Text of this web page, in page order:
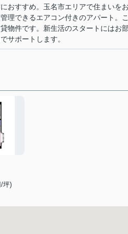
おすすめ。玉名市エリアで住まいを
理できるエアコン付きのアパート。
物件です。新生活のスタートにはお
サポートします。
坪)